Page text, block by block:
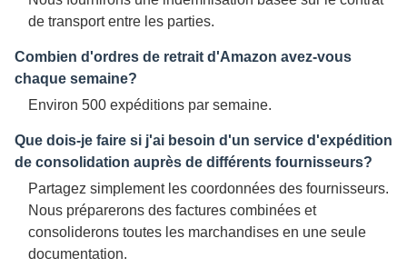
de transport entre les parties.
Combien d'ordres de retrait d'Amazon avez-vous
chaque semaine?
Environ 500 expéditions par semaine.
Que dois-je faire si j'ai besoin d'un service d'expédition
de consolidation auprès de différents fournisseurs?
Partagez simplement les coordonnées des fournisseurs.
Nous préparerons des factures combinées et
consoliderons toutes les marchandises en une seule
documentation.